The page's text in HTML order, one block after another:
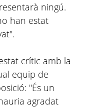
ningú.
han estat
crític amb la
equip de
"És un
agradat